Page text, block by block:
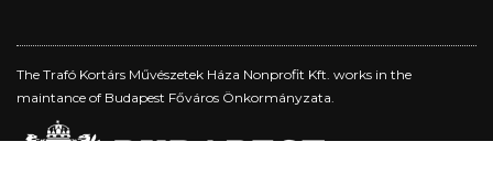
The Trafó Kortárs Művészetek Háza Nonprofit Kft. works in the
maintance of Budapest Főváros Önkormányzata.